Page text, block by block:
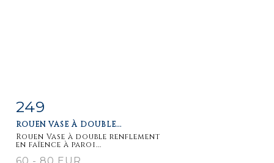
Item detail
249
ROUEN VASE À DOUBLE...
Rouen Vase à double renflement
en faïence à paroi...
60 - 80 EUR